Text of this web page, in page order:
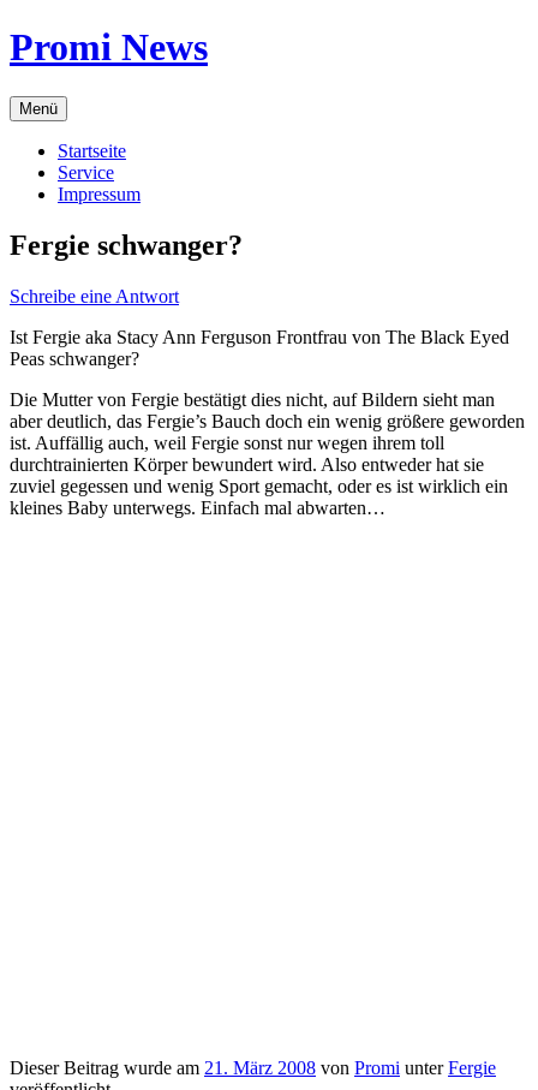
Zum
Inhalt
Promi News
Menü
Startseite
Service
Impressum
Fergie schwanger?
Schreibe eine Antwort
Ist Fergie aka Stacy Ann Ferguson Frontfrau von The Black Eyed
Peas schwanger?
Die Mutter von Fergie bestätigt dies nicht, auf Bildern sieht man
aber deutlich, das Fergie’s Bauch doch ein wenig größere geworden
ist. Auffällig auch, weil Fergie sonst nur wegen ihrem toll
durchtrainierten Körper bewundert wird. Also entweder hat sie
zuviel gegessen und wenig Sport gemacht, oder es ist wirklich ein
kleines Baby unterwegs. Einfach mal abwarten…
Dieser Beitrag wurde am 21. März 2008 von Promi unterFergie